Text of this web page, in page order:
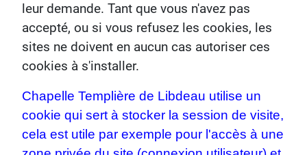
leur demande. Tant que vous n'avez pas
accepté, ou si vous refusez les cookies, les
sites ne doivent en aucun cas autoriser ces
cookies à s'installer.
Chapelle Templière de Libdeau utilise un
cookie qui sert à stocker la session de visite,
cela est utile par exemple pour l'accès à une